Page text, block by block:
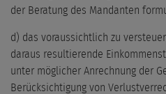
der Beratung des Mandanten
d) das voraussichtlich zu
daraus resultierende
unter möglicher Anrechnung der
Berücksichtigung von